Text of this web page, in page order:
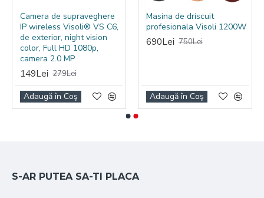
Camera de supraveghere
IP wireless Visoli® VS C6,
de exterior, night vision
color, Full HD 1080p,
camera 2.0 MP
149Lei 279Lei
Adaugă în Coş
Masina de driscuit
profesionala Visoli 1200W
690Lei 750Lei
Adaugă în Coş
S-AR PUTEA SA-TI PLACA